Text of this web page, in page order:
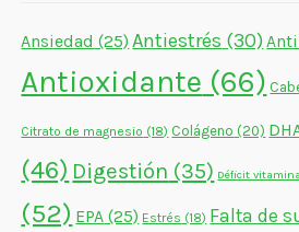
Ansiedad (25) Antiestrés (30)
Antioxidante (66)
Citrato de magnesio (18) Colágeno (20)
(46) Digestión (35) Déficit
(52) EPA (25) Estrés (18) Falta de